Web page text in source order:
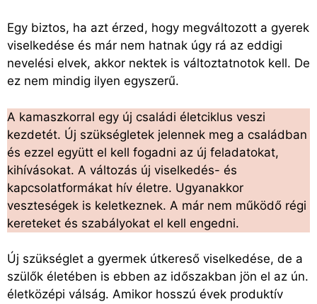
Egy biztos, ha azt érzed, hogy megváltozott a gyerek
viselkedése és már nem hatnak úgy rá az eddigi
nevelési elvek, akkor nektek is változtatnotok kell. De
ez nem mindig ilyen egyszerű.
A kamaszkorral egy új családi életciklus veszi
kezdetét. Új szükségletek jelennek meg a családban
és ezzel együtt el kell fogadni az új feladatokat,
kihívásokat. A változás új viselkedés- és
kapcsolatformákat hív életre. Ugyanakkor
veszteségek is keletkeznek. A már nem működő régi
kereteket és szabályokat el kell engedni.
Új szükséglet a gyermek útkereső viselkedése, de a
szülők életében is ebben az időszakban jön el az ún.
életközépi válság. Amikor hosszú évek produktív